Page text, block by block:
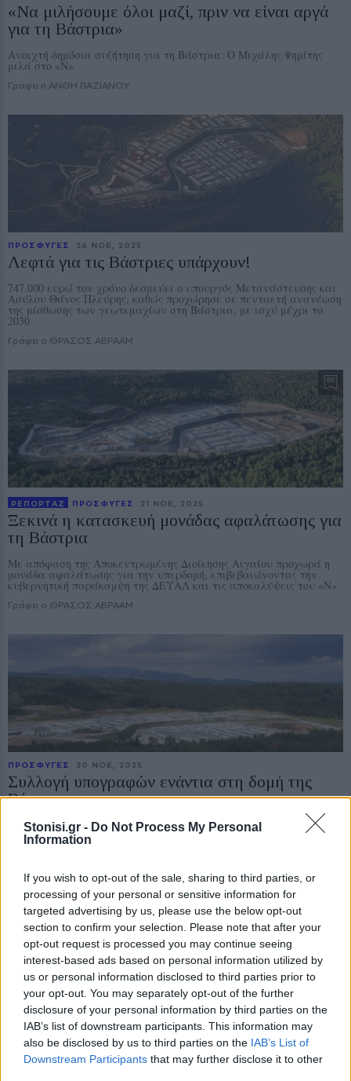
Stonisi.gr - Do Not Process My Personal
Information
If you wish to opt-out of the sale, sharing to third parties, or
processing of your personal or sensitive information for
targeted advertising by us, please use the below opt-out
section to confirm your selection. Please note that after your
opt-out request is processed you may continue seeing
interest-based ads based on personal information utilized by
us or personal information disclosed to third parties prior to
your opt-out. You may separately opt-out of the further
disclosure of your personal information by third parties on the
IAB’s list of downstream participants. This information may
also be disclosed by us to third parties on the IAB’s List of
Downstream Participants that may further disclose it to other
«Να μιλήσουμε όλοι μαζί, πριν να είναι αργά
για τη Βάστρια»
Ανοιχτή δημόσια συζήτηση για τη Βάστρια: Ο Μιχάλης Ψημίτης
μιλά στο «Ν»
Γράφει η ΑΝΘΗ ΠΑΖΙΑΝΟΥ
ΠΡΟΣΦΥΓΕΣ 26 ΝΟE, 2025
Λεφτά για τις Βάστριες υπάρχουν!
747.000 ευρώ τον χρόνο δεσμεύει ο υπουργός Μετανάστευσης και
Ασύλου Θάνος Πλεύρης, καθώς προχώρησε σε πενταετή ανανέωση
της μίσθωσης των γεωτεμαχίων στη Βάστρια, με ισχύ μέχρι το
2030
Γράφει ο ΘΡΑΣΟΣ ΑΒΡΑΑΜ
ΡΕΠΟΡΤΑΖ ΠΡΟΣΦΥΓΕΣ 21 ΝΟE, 2025
Ξεκινά η κατασκευή μονάδας αφαλάτωσης για
τη Βάστρια
Με απόφαση της Αποκεντρωμένης Διοίκησης Αιγαίου προχωρά η
μονάδα αφαλάτωσης για την υπερδομή, επιβεβαιώνοντας την
κυβερνητική παράκαμψη της ΔΕΥΑΛ και τις αποκαλύψεις του «Ν»
Γράφει ο ΘΡΑΣΟΣ ΑΒΡΑΑΜ
ΠΡΟΣΦΥΓΕΣ 20 ΝΟE, 2025
Συλλογή υπογραφών ενάντια στη δομή της
Βάστριας
Η οργάνωση Community Peacemaker Teams - Aegean Migrant Solidarity
ξεκινά συλλογή υπογραφών καταγγέλλοντας σοβαρές
παραλείψεις και κινδύνους στη νέα ΜΠΕ και ζητά την απόρριψή
ΡΕΠΟΡΤΑΖ ΠΡΟΣΦΥΓΕΣ 18 ΝΟE, 2025
Νεο όχι από Χριστόφα στη Βάστρια